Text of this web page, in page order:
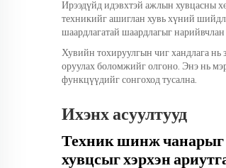
Ирээдүйд идэвхтэй ажлын хувцасны
техникийг ашиглан хувь хүний
шаардлагатай шаардлагыг
Хувийн тохируулгын чиг хандлага нь
оруулах боломжийг олгоно. Энэ нь
функцүүдийг сонгоход тусална.
Ихэнх асуултууд
Техник шинж чанарыг
хувцсыг хэрхэн